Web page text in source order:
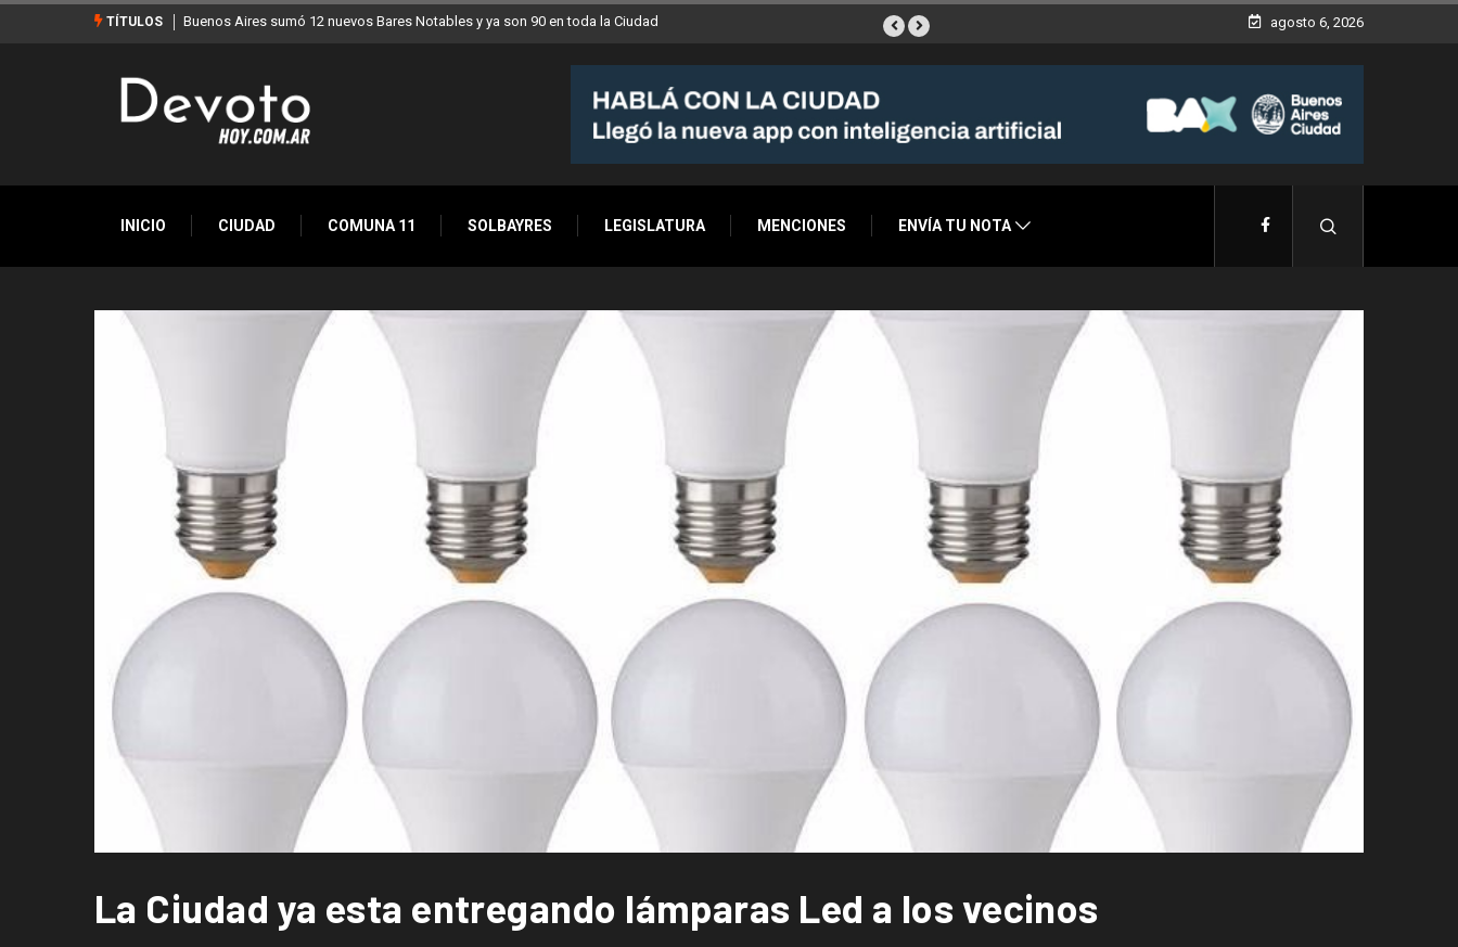
TÍTULOS Los stands móviles de la Ciudad llegan esta semana a Villa Devoto agosto 6, 2026
INICIO CIUDAD COMUNA 11 SOLBAYRES LEGISLATURA MENCIONES ENVÍA TU NOTA
La Ciudad ya esta entregando lámparas Led a los vecinos